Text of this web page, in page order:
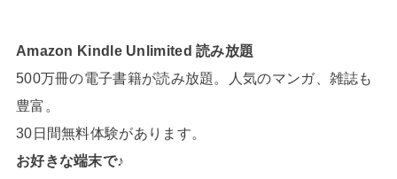
Amazon Kindle Unlimited 読み放題
500万冊の電子書籍が読み放題。人気のマンガ、雑誌も
豊富。
30日間無料体験があります。
お好きな端末で♪